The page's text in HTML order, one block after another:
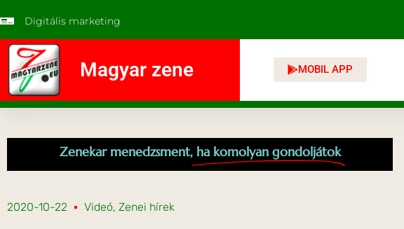
Digitális marketing
Magyar zene MOBIL APP
Zenekar menedzsment, ha komolyan gondoljátok
2020-10-22 Videó, Zenei hírek